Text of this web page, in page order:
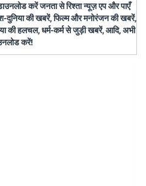
करें जनता से रिश्ता न्यूज़ एप और पाएँ
दुनिया की खबरें, फिल्म और मनोरंजन की खबरें,
की हलचल, धर्म-कर्म से जुड़ी खबरें, आदि, अभी
करें!